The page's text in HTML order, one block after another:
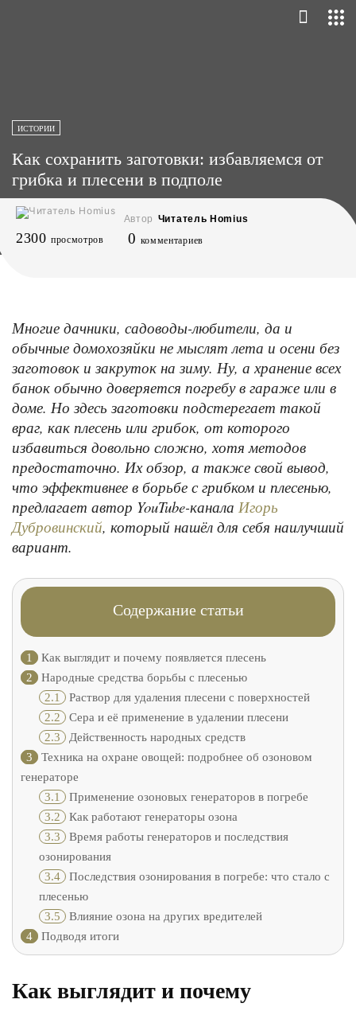
ИСТОРИИ
Как сохранить заготовки: избавляемся от
грибка и плесени в подполе
Автор Читатель Homius
2300 просмотров 0 комментариев
Многие дачники, садоводы-любители, да и
обычные домохозяйки не мыслят лета и осени без
заготовок и закруток на зиму. Ну, а хранение всех
банок обычно доверяется погребу в гараже или в
доме. Но здесь заготовки подстерегает такой
враг, как плесень или грибок, от которого
избавиться довольно сложно, хотя методов
предостаточно. Их обзор, а также свой вывод,
что эффективнее в борьбе с грибком и плесенью,
предлагает автор YouTube-канала Игорь
Дубровинский, который нашёл для себя наилучший
вариант.
Содержание статьи
1
Как выглядит и почему появляется плесень
2
Народные средства борьбы с плесенью
2.1 Раствор для удаления плесени с поверхностей
2.2 Сера и её применение в удалении плесени
2.3 Действенность народных средств
3
Техника на охране овощей: подробнее об озоновом
генераторе
3.1 Применение озоновых генераторов в погребе
3.2 Как работают генераторы озона
3.3 Время работы генераторов и последствия
озонирования
3.4 Последствия озонирования в погребе: что стало с
плесенью
3.5 Влияние озона на других вредителей
4
Подводя итоги
Как выглядит и почему